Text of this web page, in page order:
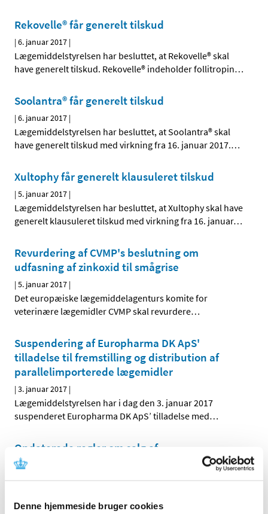
Denne hjemmeside bruger cookies
Rekovelle® får generelt tilskud
|6. januar 2017 |
Lægemiddelstyrelsen har besluttet, at Rekovelle® skal
have generelt tilskud. Rekovelle® indeholder follitropin…
Soolantra® får generelt tilskud
|6. januar 2017 |
Lægemiddelstyrelsen har besluttet, at Soolantra® skal
have generelt tilskud med virkning fra 16. januar 2017.…
Xultophy får generelt klausuleret tilskud
|5. januar 2017 |
Lægemiddelstyrelsen har besluttet, at Xultophy skal have
generelt klausuleret tilskud med virkning fra 16. januar…
Revurdering af CVMP's beslutning om
udfasning af zinkoxid til smågrise
|5. januar 2017 |
Det europæiske lægemiddelagenturs komite for
veterinære lægemidler CVMP skal revurdere…
Suspendering af Europharma DK ApS'
tilladelse til fremstilling og distribution af
parallelimporterede lægemidler
|3. januar 2017 |
Lægemiddelstyrelsen har i dag den 3. januar 2017
suspenderet Europharma DK ApS’ tilladelse med…
Opdaterede regler om salg af
håndkøbslægemidler uden for apotek
|2. januar 2017|
om forhandling af håndkøbslægemidler uden for